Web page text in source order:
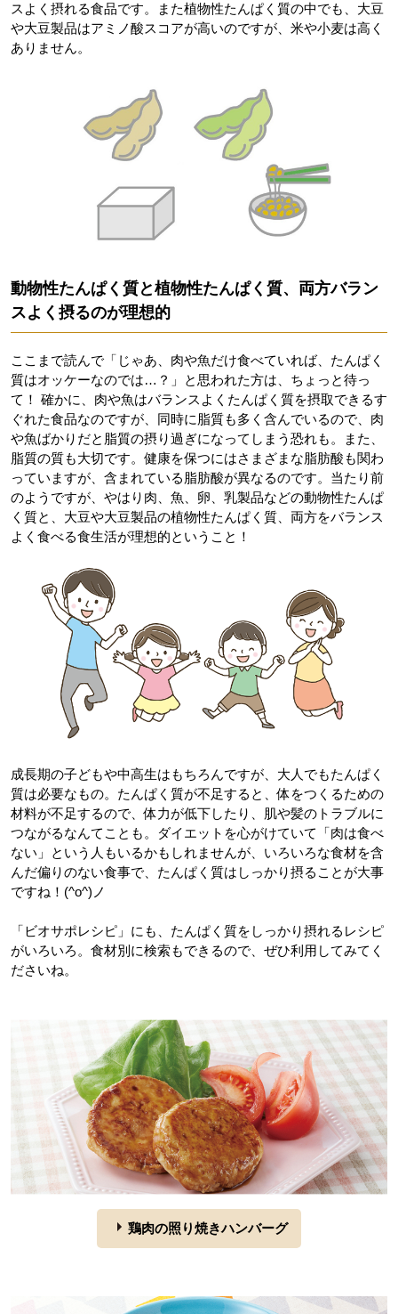
スよく摂れる食品です。また植物性たんぱく質の中でも、大豆
や大豆製品はアミノ酸スコアが高いのですが、米や小麦は高く
ありません。
動物性たんぱく質と植物性たんぱく質、両方バラン
スよく摂るのが理想的
ここまで読んで「じゃあ、肉や魚だけ食べていれば、たんぱく
質はオッケーなのでは…？」と思われた方は、ちょっと待っ
て！ 確かに、肉や魚はバランスよくたんぱく質を摂取できるす
ぐれた食品なのですが、同時に脂質も多く含んでいるので、肉
や魚ばかりだと脂質の摂り過ぎになってしまう恐れも。また、
脂質の質も大切です。健康を保つにはさまざまな脂肪酸も関わ
っていますが、含まれている脂肪酸が異なるのです。当たり前
のようですが、やはり肉、魚、卵、乳製品などの動物性たんぱ
く質と、大豆や大豆製品の植物性たんぱく質、両方をバランス
よく食べる食生活が理想的ということ！
成長期の子どもや中高生はもちろんですが、大人でもたんぱく
質は必要なもの。たんぱく質が不足すると、体をつくるための
材料が不足するので、体力が低下したり、肌や髪のトラブルに
つながるなんてことも。ダイエットを心がけていて「肉は食べ
ない」という人もいるかもしれませんが、いろいろな食材を含
んだ偏りのない食事で、たんぱく質はしっかり摂ることが大事
ですね！(^o^)ノ
「ビオサポレシピ」にも、たんぱく質をしっかり摂れるレシピ
がいろいろ。食材別に検索もできるので、ぜひ利用してみてく
ださいね。
鶏肉の照り焼きハンバーグ